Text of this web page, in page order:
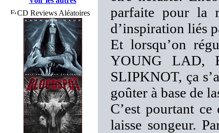
CD Reviews Aléatoires
parfaite pour la
d’inspiration liés
Et lorsqu’on
YOUNG LAD,
SLIPKNOT, ça
goûter à base de
C’est pourtant
laisse songeur.